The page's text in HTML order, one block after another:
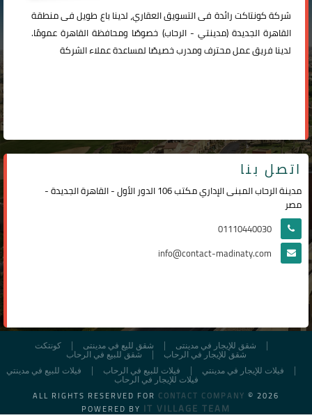
شركةكونتاكترائدة فى التسويق العقاري، لدينا باع طويل فى منطقة
القاهرة الجديدة (مدينتي -الرحاب) خصوصًا ومحافظة القاهرة عمومًا.
لدينا فريق عمل محترف ومدرب خصيصًا لمساعدة عملاء الشركة
اتصل بنا
مدينة الرحاب المبنى الإداري مكتب 106 الدور الأول - القاهرة الجديدة -
مصر
01110440030
info@contact-madinaty.com
كونتكت شقق لليع في مدينتى
شقق للإيجار في مدينتى
شقق للبيع في الرحاب
شقق للإيجار في الرحاب
فيلات للبيع في مدينتي
فيلات للبيع في الرحاب
فيلات للإيجار في مدينتي
فيلات للإيجار في الرحاب
ALL RIGHTS RESERVED FOR CONTACT COMPANY © 2026
POWERED BY IT VILLAGE TEAM